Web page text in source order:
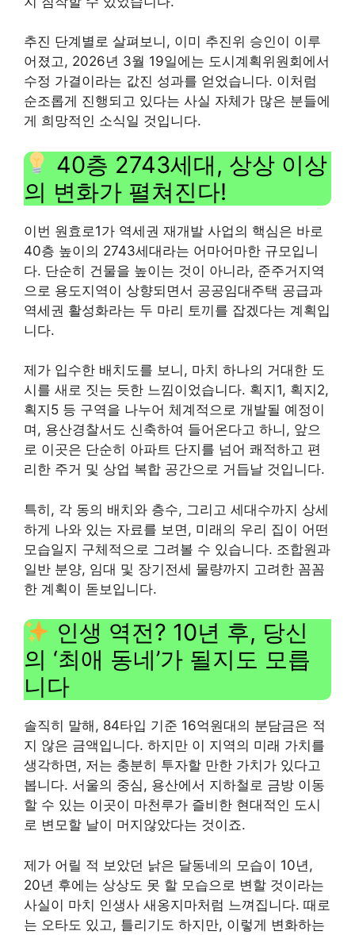
추진 단계별로 살펴보니, 이미 추진위 승인이 이루
어졌고, 2026년 3월 19일에는 도시계획위원회에서
수정 가결이라는 값진 성과를 얻었습니다. 이처럼
순조롭게 진행되고 있다는 사실 자체가 많은 분들에
게 희망적인 소식일 것입니다.
40층 2743세대, 상상 이상
의 변화가 펼쳐진다!
이번 원효로1가 역세권 재개발 사업의 핵심은 바로
40층 높이의 2743세대라는 어마어마한 규모입니
다. 단순히 건물을 높이는 것이 아니라, 준주거지역
으로 용도지역이 상향되면서 공공임대주택 공급과
역세권 활성화라는 두 마리 토끼를 잡겠다는 계획입
니다.
제가 입수한 배치도를 보니, 마치 하나의 거대한 도
시를 새로 짓는 듯한 느낌이었습니다. 획지1, 획지2,
획지5 등 구역을 나누어 체계적으로 개발될 예정이
며, 용산경찰서도 신축하여 들어온다고 하니, 앞으
로 이곳은 단순히 아파트 단지를 넘어 쾌적하고 편
리한 주거 및 상업 복합 공간으로 거듭날 것입니다.
특히, 각 동의 배치와 층수, 그리고 세대수까지 상세
하게 나와 있는 자료를 보면, 미래의 우리 집이 어떤
모습일지 구체적으로 그려볼 수 있습니다. 조합원과
일반 분양, 임대 및 장기전세 물량까지 고려한 꼼꼼
한 계획이 돋보입니다.
인생 역전? 10년 후, 당신
의 ‘최애 동네’가 될지도 모릅
니다
솔직히 말해, 84타입 기준 16억원대의 분담금은 적
지 않은 금액입니다. 하지만 이 지역의 미래 가치를
생각하면, 저는 충분히 투자할 만한 가치가 있다고
봅니다. 서울의 중심, 용산에서 지하철로 금방 이동
할 수 있는 이곳이 마천루가 즐비한 현대적인 도시
로 변모할 날이 머지않았다는 것이죠.
제가 어릴 적 보았던 낡은 달동네의 모습이 10년,
20년 후에는 상상도 못 할 모습으로 변할 것이라는
사실이 마치 인생사 새옹지마처럼 느껴집니다. 때로
는 오타도 있고, 틀리기도 하지만, 이렇게 변화하는